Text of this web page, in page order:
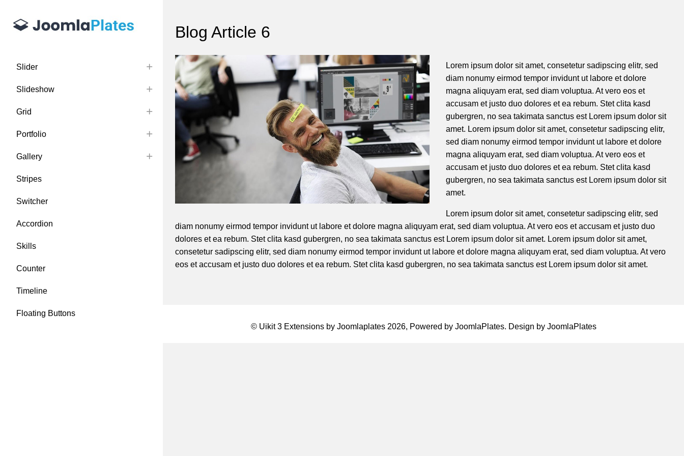
Slider
Slideshow
Grid
Portfolio
Gallery
Stripes
Switcher
Accordion
Skills
Counter
Timeline
Floating Buttons
Blog Article 6
Lorem ipsum dolor sit amet, consetetur sadipscing elitr, sed
diam nonumy eirmod tempor invidunt ut labore et dolore
magna aliquyam erat, sed diam voluptua. At vero eos et
accusam et justo duo dolores et ea rebum. Stet clita kasd
gubergren, no sea takimata sanctus est Lorem ipsum dolor sit
amet. Lorem ipsum dolor sit amet, consetetur sadipscing elitr,
sed diam nonumy eirmod tempor invidunt ut labore et dolore
magna aliquyam erat, sed diam voluptua. At vero eos et
accusam et justo duo dolores et ea rebum. Stet clita kasd
gubergren, no sea takimata sanctus est Lorem ipsum dolor sit
amet.
Lorem ipsum dolor sit amet, consetetur sadipscing elitr, sed
diam nonumy eirmod tempor invidunt ut labore et dolore magna aliquyam erat, sed diam voluptua. At vero eos et accusam et justo duo
dolores et ea rebum. Stet clita kasd gubergren, no sea takimata sanctus est Lorem ipsum dolor sit amet. Lorem ipsum dolor sit amet,
consetetur sadipscing elitr, sed diam nonumy eirmod tempor invidunt ut labore et dolore magna aliquyam erat, sed diam voluptua. At vero
eos et accusam et justo duo dolores et ea rebum. Stet clita kasd gubergren, no sea takimata sanctus est Lorem ipsum dolor sit amet.
© Uikit 3 Extensions by Joomlaplates 2026, Powered by JoomlaPlates. Design by JoomlaPlates